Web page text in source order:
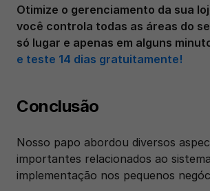
Otimize o gerenciamento da sua
você controla todas as áreas do
só lugar e apenas em alguns
e teste 14 dias gratuitamente!
Conclusão
Nosso papo abordou diversos
importantes relacionados ao
implementação nos pequenos